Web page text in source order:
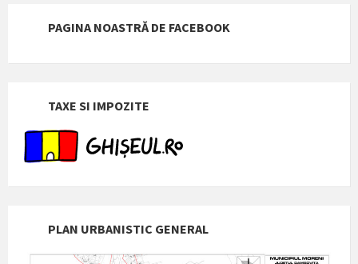
PAGINA NOASTRĂ DE FACEBOOK
TAXE SI IMPOZITE
PLAN URBANISTIC GENERAL